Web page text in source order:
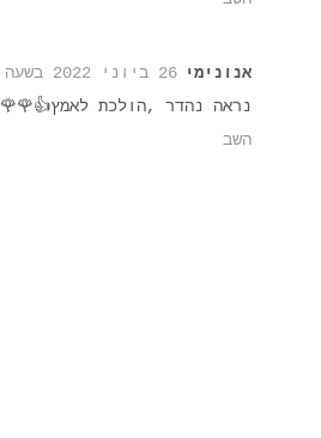
אנונימי 26 ביוני 2022 בשעה 4:36
נראה נהדר ,הולכת לאמץ👍🌹🌹
השב